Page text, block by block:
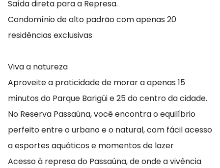
Saída direta para a Represa.
Condomínio de alto padrão com apenas 20
residências exclusivas
Viva a natureza
Aproveite a praticidade de morar a apenas 15
minutos do Parque Barigüi e 25 do centro da cidade.
No Reserva Passaúna, você encontra o equilíbrio
perfeito entre o urbano e o natural, com fácil acesso
a esportes aquáticos e momentos de lazer
Acesso à represa do Passaúna, de onde a vivência